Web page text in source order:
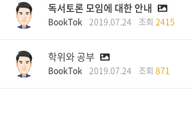
독서토론 모임에 대한 안내
BookTok 2019.07.24 조회 2415
학위와 공부
BookTok 2019.07.24 조회 871